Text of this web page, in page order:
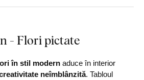
- Flori pictate
în stil modern aduce în interior
neîmblânzită. Tabloul